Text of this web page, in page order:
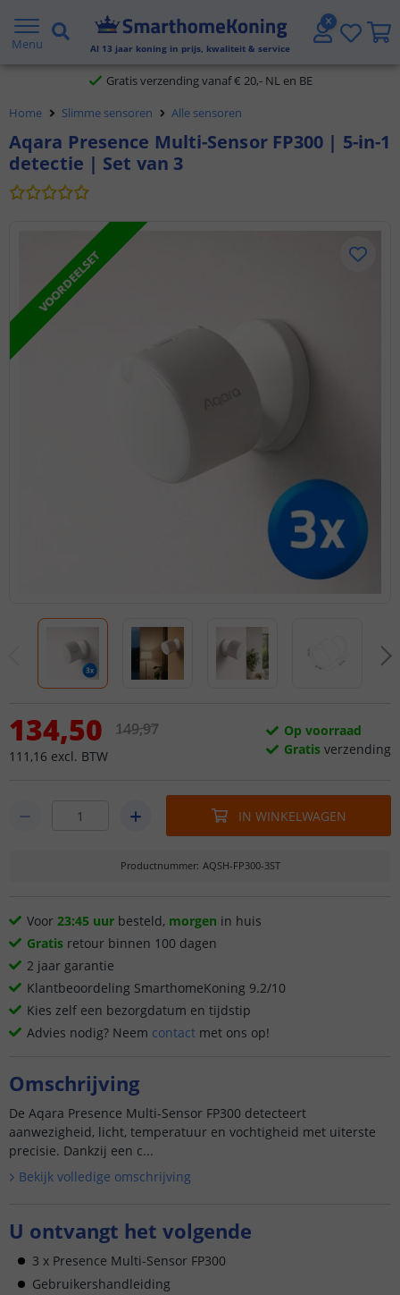
Menu Al 13 jaar koning in prijs, kwaliteit & service
2 jaar garantie
Gratis verzending vanaf € 20,- NL en BE
Klantbeoordeling 9.1
Voor 23:45 uur besteld,
Home Slimme sensoren Alle sensoren
Aqara Presence Multi-Sensor FP300 | 5-in-1
detectie | Set van 3
VOORDEELSET
134,50
111 ,16 excl. BTW
149,97
Op voorraad
Gratis verzending
IN WINKELWAGEN
Productnummer: AQSH-FP300-3ST
Voor 23:45 uur besteld, morgen in huis
Gratis retour binnen 100 dagen
2 jaar garantie
Klantbeoordeling SmarthomeKoning 9.2/10
Kies zelf een bezorgdatum en tijdstip
Advies nodig? Neem contact met ons op!
Omschrijving
De Aqara Presence Multi-Sensor FP300 detecteert
aanwezigheid, licht, temperatuur en vochtigheid met uiterste
precisie. Dankzij een c...
Bekijk volledige omschrijving
U ontvangt het volgende
3 x Presence Multi-Sensor FP300
Gebruikershandleiding